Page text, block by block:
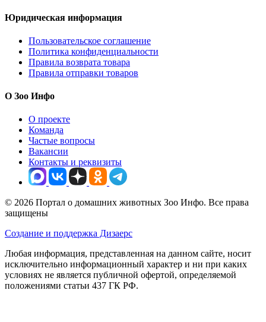
Юридическая информация
Пользовательское соглашение
Политика конфиденциальности
Правила возврата товара
Правила отправки товаров
О Зоо Инфо
О проекте
Команда
Частые вопросы
Вакансии
Контакты и реквизиты
© 2026 Портал о домашних животных Зоо Инфо. Все права
защищены
Создание и поддержка Дизаерс
Любая информация, представленная на данном сайте, носит
исключительно информационный характер и ни при каких
условиях не является публичной офертой, определяемой
положениями статьи 437 ГК РФ.